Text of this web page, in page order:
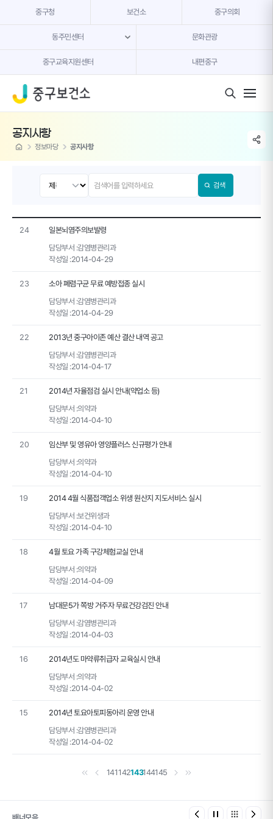
중구청 보건소 중구의회
동주민센터 문화관광
중구교육지원센터 내편중구
공지사항
home 정보마당 공지사항
share
검색
24
일본뇌염주의보발령
담당부서 :감염병관리과
작성일 :2014-04-29
23
소아 폐렴구균 무료 예방접종 실시
담당부서 :감염병관리과
작성일 :2014-04-29
22
2013년 중구아이존 예산 결산 내역 공고
담당부서 :감염병관리과
작성일 :2014-04-17
21
2014년 자율점검 실시 안내(약업소 등)
담당부서 :의약과
작성일 :2014-04-10
20
임산부 및 영유아 영양플러스 신규평가 안내
담당부서 :의약과
작성일 :2014-04-10
19
2014 4월 식품접객업소 위생 원산지 지도서비스 실시
담당부서 :보건위생과
작성일 :2014-04-10
18
4월 토요 가족 구강체험교실 안내
담당부서 :의약과
작성일 :2014-04-09
17
남대문5가 쪽방 거주자 무료건강검진 안내
담당부서 :감염병관리과
작성일 :2014-04-03
16
2014년도 마약류취급자 교육실시 안내
담당부서 :의약과
작성일 :2014-04-02
15
2014년 토요아토피동아리 운영 안내
담당부서 :감염병관리과
작성일 :2014-04-02
첫 페이지
이전 페이지
141142143144145 다음 페이지
마지막 페이지